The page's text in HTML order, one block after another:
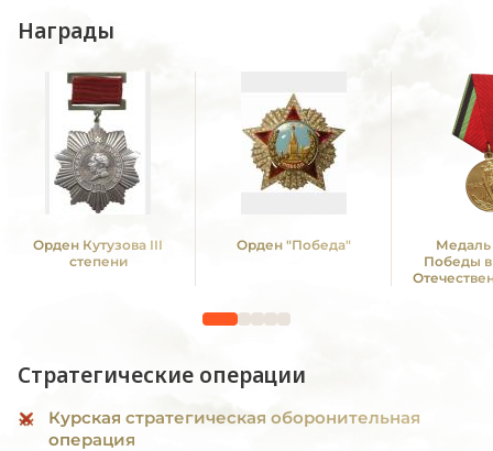
Награды
Орден Кутузова III
степени
Орден "Победа"
Медаль
Победы
Стратегические операции
Курская стратегическая оборонительная
операция